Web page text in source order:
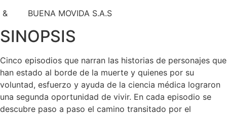
& BUENA MOVIDA S.A.S
SINOPSIS
Cinco episodios que narran las historias de personajes que
han estado al borde de la muerte y quienes por su
voluntad, esfuerzo y ayuda de la ciencia médica lograron
una segunda oportunidad de vivir. En cada episodio se
descubre paso a paso el camino transitado por el